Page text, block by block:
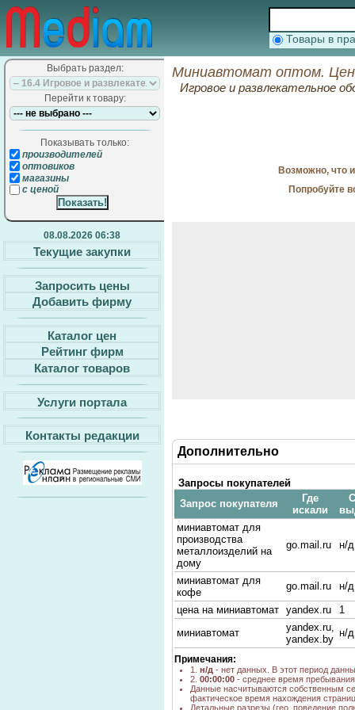
Товары в
Выбрать раздел:
Перейти к товару:
Показывать только:
производителей
оптовиков
магазины
с ценой
08.08.2026 06:38
Текущие закупки
Запросить цены
Добавить фирму
Каталог цен
Рейтинг фирм
Каталог товаров
Услуги портала
Контакты редакции
Миниавтомат оптом.
Игровое и развлекательное
Возможно, что
Попробуйте
Дополнительно
Запросы покупателей
Запрос покупателя
Где
искали
миниавтомат для
производства
металлоизделий на
дому
go.mail.ru н/д
миниавтомат для
кофе
go.mail.ru
н/д
цена на миниавтомат yandex.ru
1
миниавтомат
yandex.ru,
yandex.by
н/д
Примечания:
1. н/д - нет данных. В этот период
2. 00:00:00 - среднее время
Данные насчитываются собственным
фактическое время нахождения
Детальные разрезы (гео, поведение